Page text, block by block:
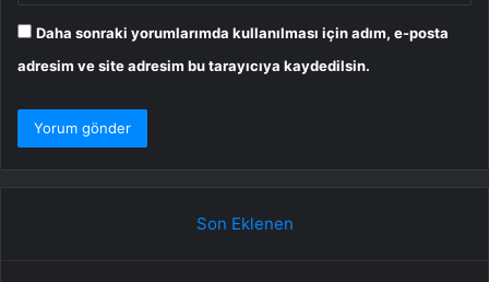
Daha sonraki yorumlarımda kullanılması için adım, e-posta
adresim ve site adresim bu tarayıcıya kaydedilsin.
Son Eklenen